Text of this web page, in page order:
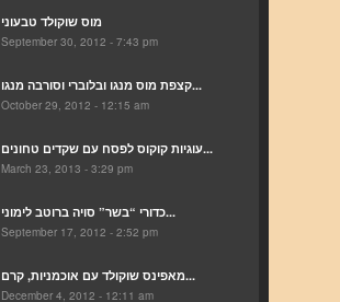
מוס שוקולד טבעוני
September 30, 2012 - 7:43 pm
קצפת מוס מנגו ובלוברי וסורבה מנגו...
October 29, 2012 - 12:15 am
עוגיות קוקוס לפסח עם שקדים טחונים...
March 23, 2013 - 3:29 pm
כדורי “בשר” סויה ברוטב לימוני...
September 17, 2012 - 2:52 pm
מאפינס שוקולד עם אוכמניות, קרם...
December 4, 2012 - 12:11 am